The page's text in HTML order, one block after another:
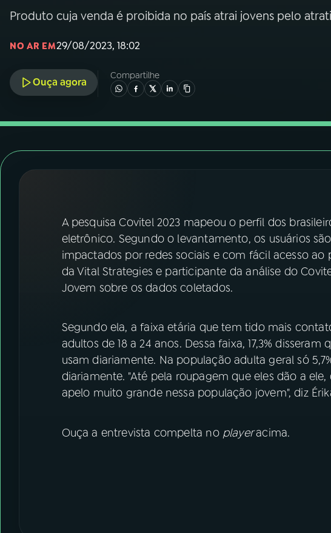
04PROGRAMAS
ACOMPANHE A RÁDIO NACIONAL
YouTube Facebook
Instagram X
Produto cuja venda é proibida no país atrai jovens pelo
NO AR EM29/08/2023, 18:02
Ouça agora
Compartilhe
A pesquisa Covitel 2023 mapeou o perfil dos
eletrônico. Segundo o levantamento, os usuários
impactados por redes sociais e com fácil acesso ao
da Vital Strategies e participante da análise do
Jovem sobre os dados coletados.
Segundo ela, a faixa etária que tem tido mais
adultos de 18 a 24 anos. Dessa faixa, 17,3%
usam diariamente. Na população adulta geral só
diariamente. "Até pela roupagem que eles dão a
apelo muito grande nessa população jovem", diz
Ouça a entrevista compelta no playeracima.